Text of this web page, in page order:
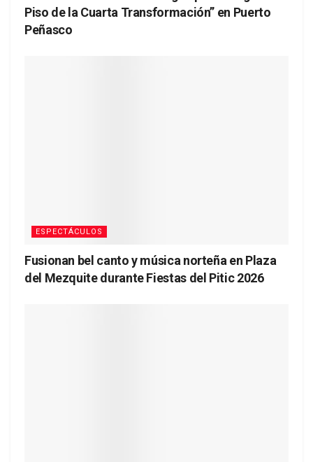
Piso de la Cuarta Transformación” en Puerto
Peñasco
ESPECTÁCULOS
Fusionan bel canto y música norteña en Plaza
del Mezquite durante Fiestas del Pitic 2026